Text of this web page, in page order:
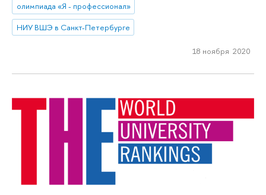
олимпиада «Я - профессионал»
НИУ ВШЭ в Санкт-Петербурге
18 ноября 2020